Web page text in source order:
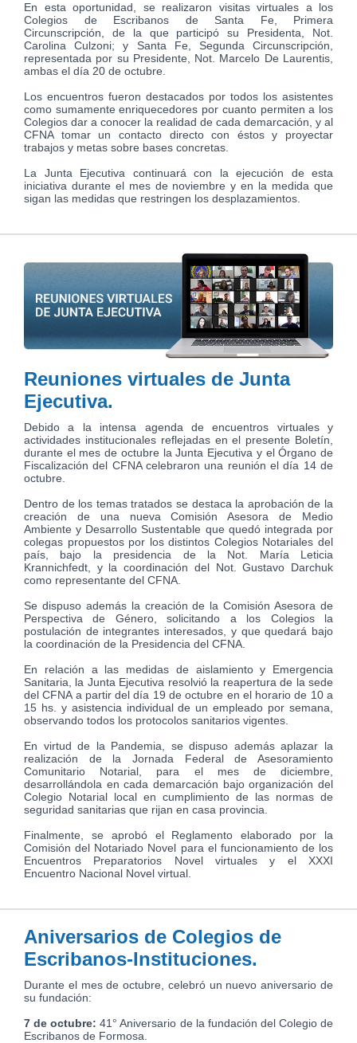
En esta oportunidad, se realizaron visitas virtuales a los
Colegios de Escribanos de Santa Fe, Primera
Circunscripción, de la que participó su Presidenta, Not.
Carolina Culzoni; y Santa Fe, Segunda Circunscripción,
representada por su Presidente, Not. Marcelo De Laurentis,
ambas el día 20 de octubre.
Los encuentros fueron destacados por todos los asistentes
como sumamente enriquecedores por cuanto permiten a los
Colegios dar a conocer la realidad de cada demarcación, y al
CFNA tomar un contacto directo con éstos y proyectar
trabajos y metas sobre bases concretas.
La Junta Ejecutiva continuará con la ejecución de esta
iniciativa durante el mes de noviembre y en la medida que
sigan las medidas que restringen los desplazamientos.
Reuniones virtuales de Junta
Ejecutiva.
Debido a la intensa agenda de encuentros virtuales y
actividades institucionales reflejadas en el presente Boletín,
durante el mes de octubre la Junta Ejecutiva y el Órgano de
Fiscalización del CFNA celebraron una reunión el día 14 de
octubre.
Dentro de los temas tratados se destaca la aprobación de la
creación de una nueva Comisión Asesora de Medio
Ambiente y Desarrollo Sustentable que quedó integrada por
colegas propuestos por los distintos Colegios Notariales del
país, bajo la presidencia de la Not. María Leticia
Krannichfedt, y la coordinación del Not. Gustavo Darchuk
como representante del CFNA.
Se dispuso además la creación de la Comisión Asesora de
Perspectiva de Género, solicitando a los Colegios la
postulación de integrantes interesados, y que quedará bajo
la coordinación de la Presidencia del CFNA.
En relación a las medidas de aislamiento y Emergencia
Sanitaria, la Junta Ejecutiva resolvió la reapertura de la sede
del CFNA a partir del día 19 de octubre en el horario de 10 a
15 hs. y asistencia individual de un empleado por semana,
observando todos los protocolos sanitarios vigentes.
En virtud de la Pandemia, se dispuso además aplazar la
realización de la Jornada Federal de Asesoramiento
Comunitario Notarial, para el mes de diciembre,
desarrollándola en cada demarcación bajo organización del
Colegio Notarial local en cumplimiento de las normas de
seguridad sanitarias que rijan en casa provincia.
Finalmente, se aprobó el Reglamento elaborado por la
Comisión del Notariado Novel para el funcionamiento de los
Encuentros Preparatorios Novel virtuales y el XXXI
Encuentro Nacional Novel virtual.
Aniversarios de Colegios de
Escribanos-Instituciones.
Durante el mes de octubre, celebró un nuevo aniversario de
su fundación:
7 de octubre: 41° Aniversario de la fundación del Colegio de
Escribanos de Formosa.